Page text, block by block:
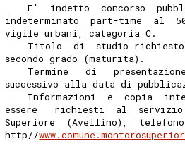
E'  indetto  concorso
indeterminato  part-time  al
vigile urbani, categoria C.
Titolo  di  studio
secondo grado (maturita).
Termine   di
successivo alla data di
Informazioni  e  copia
essere   richiesti  al  servizio
Superiore  (Avellino),
http//